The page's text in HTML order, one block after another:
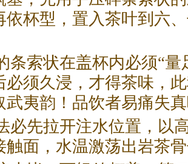
依杯型，置入茶叶到六
条索状在盖杯内必须“量
必须久浸，才得茶味，
武夷韵！品饮者易痛失
必先拉开注水位置，以
触面，水温激荡出岩茶